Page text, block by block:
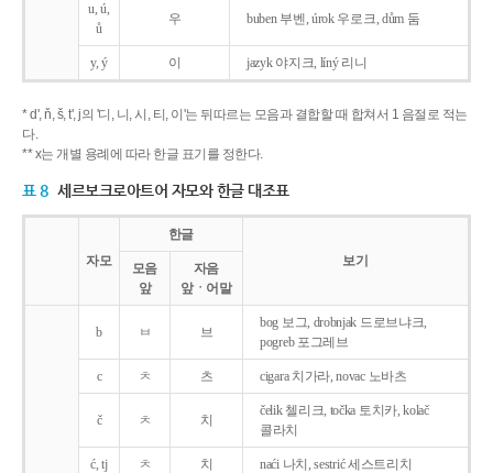
u, ú,
ů
우 buben 부벤, úrok 우로크, dům 둠
y, ý 이 jazyk야지크, líný 리니
* d', ň, š, t', j의 '디, 니, 시, 티, 이'는 뒤따르는 모음과 결합할 때 합쳐서 1 음절로 적는
다.
** x는 개별 용례에 따라 한글 표기를 정한다.
표 8 세르보크로아트어 자모와 한글 대조표
자모
한글
보기
모음
앞
자음
앞ㆍ어말
b ㅂ 브
bog 보그, drobnjak 드로브냐크,
pogreb 포그레브
c ㅊ 츠 cigara 치가라, novac 노바츠
č ㅊ 치
čelik 첼리크, točka 토치카, kolač
콜라치
ć, tj ㅊ 치 naći 나치, sestrić 세스트리치